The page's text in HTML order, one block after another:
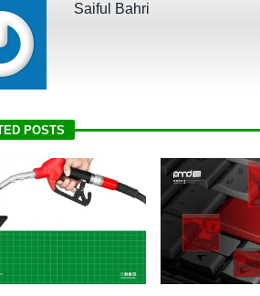
Saiful Bahri
POSTS